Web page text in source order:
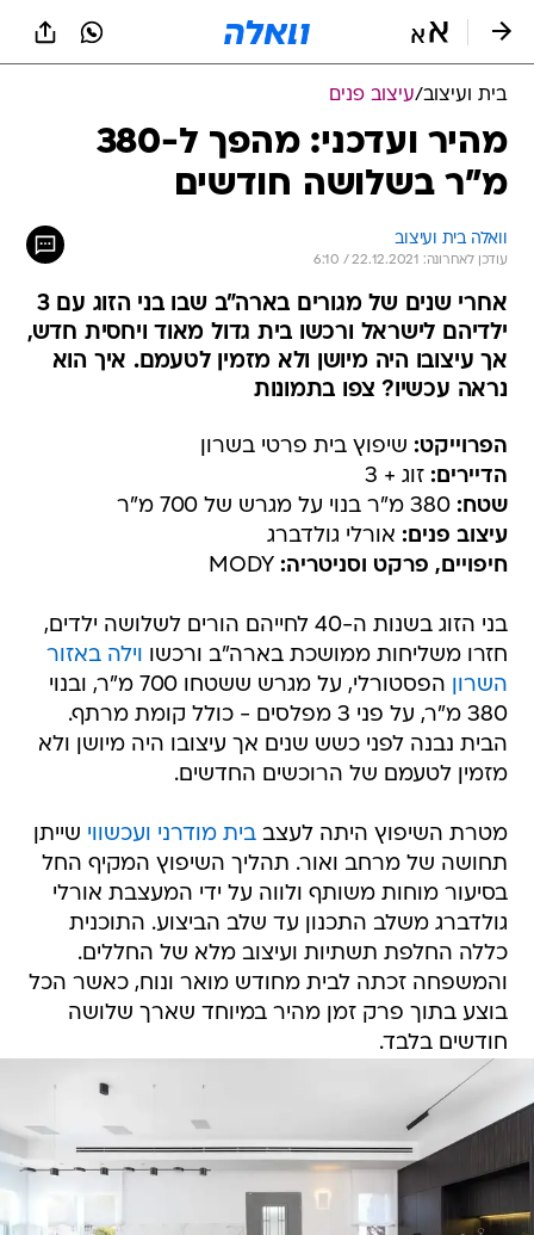
בית ועיצוב/עיצוב פנים
מהיר ועדכני: מהפך ל-380
מ"ר בשלושה חודשים
וואלה בית ועיצוב
עודכן לאחרונה: 22.12.2021 / 6:10
אחרי שנים של מגורים בארה"ב שבו בני הזוג עם 3
ילדיהם לישראל ורכשו בית גדול מאוד ויחסית חדש,
אך עיצובו היה מיושן ולא מזמין לטעמם. איך הוא
נראה עכשיו? צפו בתמונות
הפרוייקט: שיפוץ בית פרטי בשרון
הדיירים: זוג + 3
שטח: 380 מ"ר בנוי על מגרש של 700 מ"ר
עיצוב פנים: אורלי גולדברג
חיפויים, פרקט וסניטריה: MODY
בני הזוג בשנות ה-40 לחייהם הורים לשלושה ילדים,
חזרו משליחות ממושכת בארה"ב ורכשו וילה באזור
השרון
הפסטורלי, על מגרש ששטחו 700 מ"ר, ובנוי
380 מ"ר, על פני 3 מפלסים - כולל קומת מרתף.
הבית נבנה לפני כשש שנים אך עיצובו היה מיושן ולא
מזמין לטעמם של הרוכשים החדשים.
מטרת השיפוץ היתה לעצבבית מודרני ועכשווי שייתן
תחושה של מרחב ואור. תהליך השיפוץ המקיף החל
בסיעור מוחות משותף ולווה על ידי המעצבת אורלי
גולדברג משלב התכנון עד שלב הביצוע. התוכנית
כללה החלפת תשתיות ועיצוב מלא של החללים.
והמשפחה זכתה לבית מחודש מואר ונוח, כאשר הכל
בוצע בתוך פרק זמן מהיר במיוחד שארך שלושה
חודשים בלבד.